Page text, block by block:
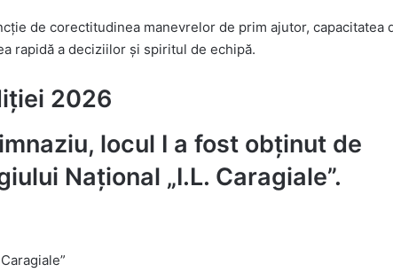
de corectitudinea manevrelor de prim ajutor, capacitatea
rapidă a deciziilor și spiritul de echipă.
2026
locul I a fost obținut de
Național „I.L. Caragiale”.